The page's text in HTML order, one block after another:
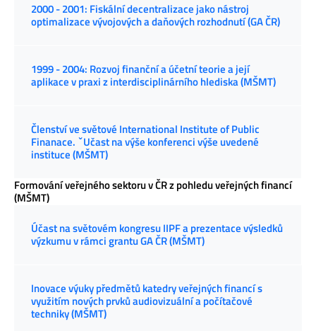
2000 - 2001: Fiskální decentralizace jako nástroj
optimalizace vývojových a daňových rozhodnutí (GA ČR)
1999 - 2004: Rozvoj finanční a účetní teorie a její
aplikace v praxi z interdisciplinárního hlediska (MŠMT)
Členství ve světové International Institute of Public
Finanace. ˇUčast na výše konferenci výše uvedené
instituce (MŠMT)
Formování veřejného sektoru v ČR z pohledu veřejných financí
(MŠMT)
Účast na světovém kongresu IIPF a prezentace výsledků
výzkumu v rámci grantu GA ČR (MŠMT)
Inovace výuky předmětů katedry veřejných financí s
využitím nových prvků audiovizuální a počítačové
techniky (MŠMT)